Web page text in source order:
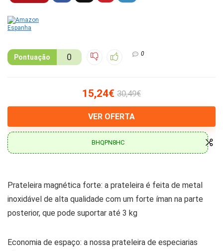
Pontuação 0 0
15,24€ 30,49€
VER OFERTA
BHQPN8HC
Prateleira magnética forte: a prateleira é feita de metal
inoxidável de alta qualidade com um forte íman na parte
posterior, que pode suportar até 3 kg
Economia de espaço: a nossa prateleira de especiarias